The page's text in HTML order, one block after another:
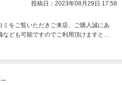
投稿日：2023年08月29日 17:58
をご覧いただきご来店、ご購入誠にあ
なども可能ですのでご利用頂けますと幸